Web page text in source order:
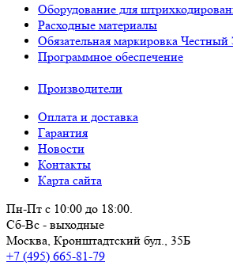
Оборудование для
Расходные материалы
Обязательная маркировка Честный
Программное обеспечение
Производители
Оплата и доставка
Гарантия
Новости
Контакты
Карта сайта
Пн-Пт с 10:00 до 18:00.
Сб-Вс - выходные
Москва, Кронштадтский бул., 35Б
+7 (495) 665-81-79